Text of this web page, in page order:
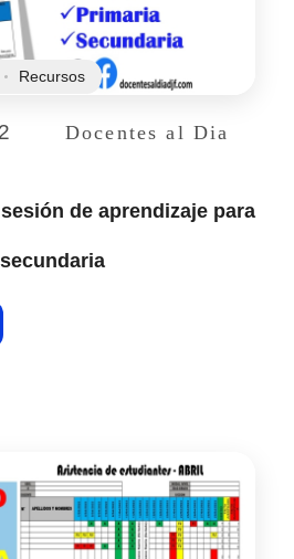
Docentes al Dia
Recursos
de aprendizaje para